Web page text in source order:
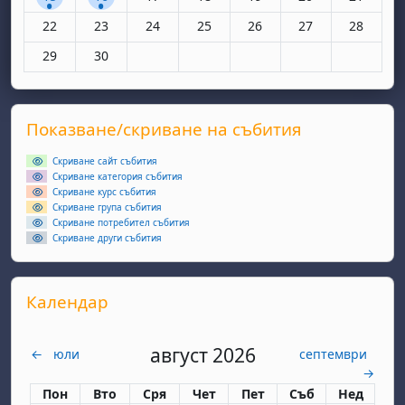
Няма събития, понеделник, 22 юни
22 Няма събития, вторник, 23 юни
23 Няма събития, сряда, 24 юни
24 Няма събития, четвъртък, 25 юни
25 Няма събития, петък, 26
26 Няма събития,
27 Няма
28
Няма събития, понеделник, 29 юни
29 Няма събития, вторник, 30 юни
30
Supplementary blocks
Прескочи Показване/скриване на събития
Показване/скриване на събития
Скриване сайт събития
Скриване категория събития
Скриване курс събития
Скриване група събития
Скриване потребител събития
Скриване други събития
Прескочи Календар
Календар
← юли август 2026
септември
→
Понеделник
Пон вторник
Вто сряда
Сря четвъртък
Чет петък
Пет събота
Съб неделя
Нед